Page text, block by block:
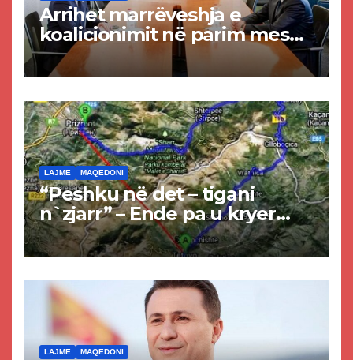
Arrihet marrëveshja e
koalicionimit në parim mes
Kurtit dhe Abdixhikut
LAJME MAQEDONI
“Peshku në det – tigani
n`zjarr” – Ende pa u kryer
projekti i tunelit, komuna e
Tetovës nis punimet për
LAJME MAQEDONI